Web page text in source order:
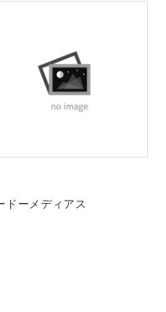
ドーメディアス